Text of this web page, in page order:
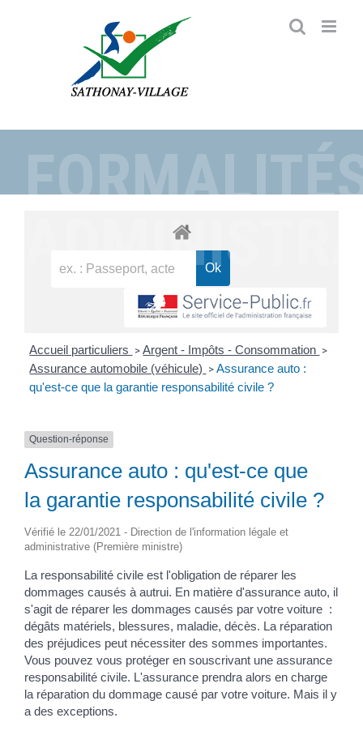
Accueil particuliers > Argent - Impôts - Consommation >
Assurance automobile (véhicule) > Assurance auto :
qu'est-ce que la garantie responsabilité civile ?
Question-réponse
Assurance auto : qu'est-ce que
la garantie responsabilité civile ?
Vérifié le 22/01/2021 - Direction de l'information légale et
administrative (Première ministre)
La responsabilité civile est l'obligation de réparer les
dommages causés à autrui. En matière d'assurance auto, il
s'agit de réparer les dommages causés par votre voiture :
dégâts matériels, blessures, maladie, décès. La réparation
des préjudices peut nécessiter des sommes importantes.
Vous pouvez vous protéger en souscrivant une assurance
responsabilité civile. L'assurance prendra alors en charge
la réparation du dommage causé par votre voiture. Mais il y
a des exceptions.